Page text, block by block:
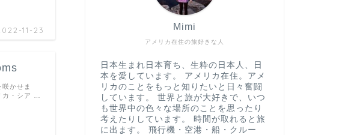
11-23
かせま
カ・シア …
アメリカ在住の旅好きな人
Mimi
日本生まれ日本育ち、生粋の日本人、日
本を愛しています。 アメリカ在住。アメ
リカのことをもっと知りたいと日々奮闘
しています。 世界と旅が大好きで、いつ
も世界中の色々な場所のことを思ったり
考えたりしています。 時間が取れると旅
に出ます。 飛行機・空港・船・クルー